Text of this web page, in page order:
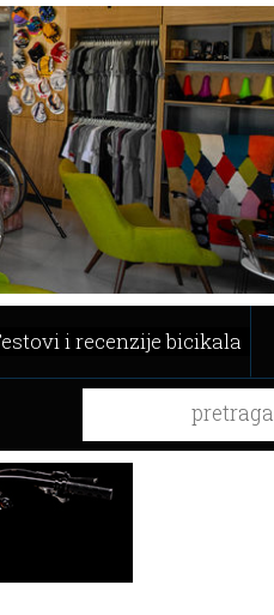
i recenzije bicikala